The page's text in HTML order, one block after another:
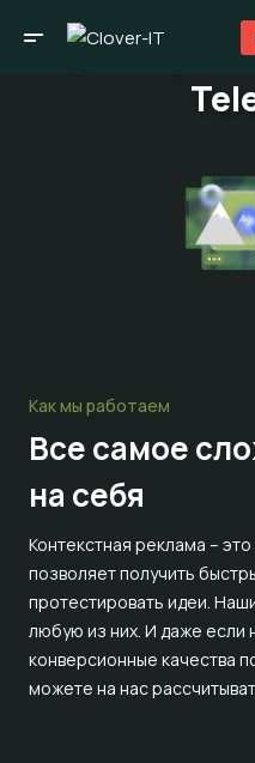
Как мы работаем
Все самое
на себя
Контекстная реклама –
позволяет получить
протестировать идеи.
любую из них. И даже если
конверсионные качества
можете на нас